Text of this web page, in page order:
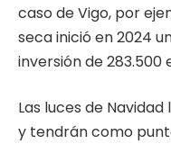
caso de Vigo, por
seca inició en 2024
inversión de 283.500
Las luces de
y tendrán como